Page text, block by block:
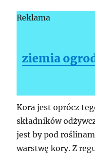
Reklama
ziemia
Kora jest oprócz
składników
jest by pod
warstwę kory. Z